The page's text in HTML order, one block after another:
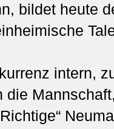
bildet heute
intern,
die